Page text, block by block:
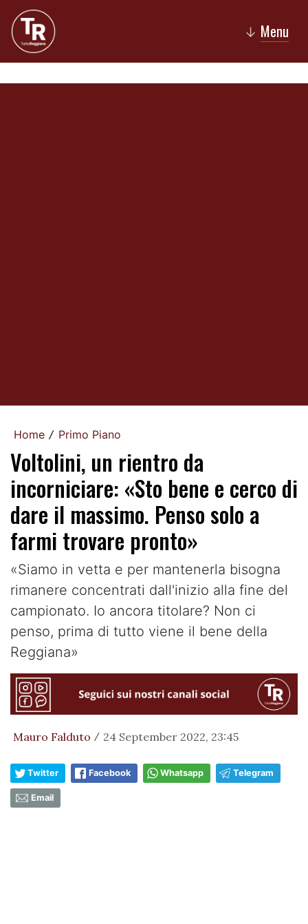
↓ Menu
Home / Primo Piano
Voltolini, un rientro da
incorniciare: «Sto bene e cerco di
dare il massimo. Penso solo a
farmi trovare pronto»
«Siamo in vetta e per mantenerla bisogna
rimanere concentrati dall'inizio alla fine del
campionato. Io ancora titolare? Non ci
penso, prima di tutto viene il bene della
Reggiana»
Mauro Falduto / 24 September 2022, 23:45
Twitter Facebook Whatsapp Telegram
Email